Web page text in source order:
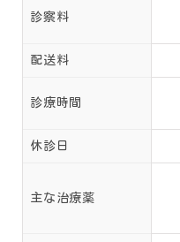
診察料
配送料
診療時間
休診日
主な治療薬